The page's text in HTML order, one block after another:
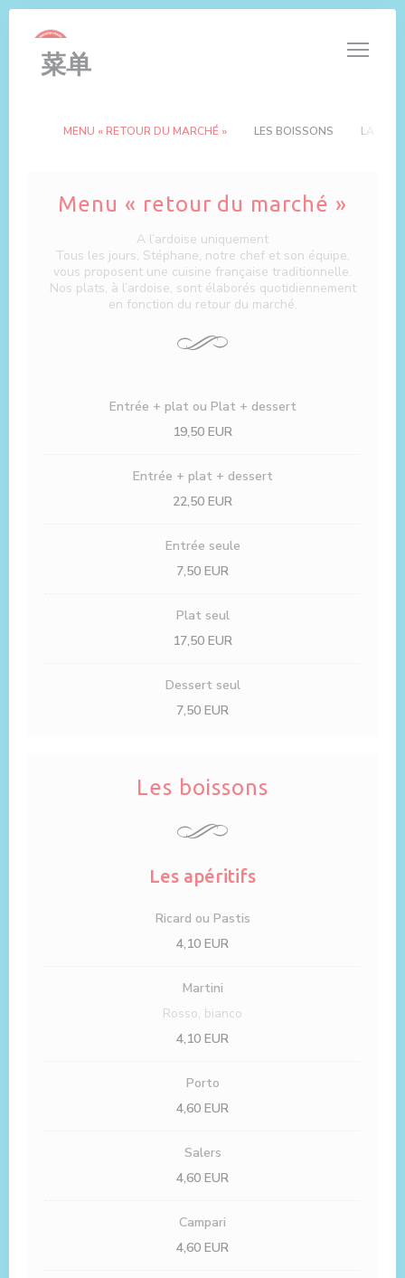
Cookie管理面板
菜单
Menu « retour du marché »
A l’ardoise uniquement
Tous les jours, Stéphane, notre chef et son équipe,
vous proposent une cuisine française traditionnelle.
Nos plats, à l’ardoise, sont élaborés quotidiennement
en fonction du retour du marché.
Entrée + plat ou Plat + dessert
19,50 EUR
Entrée + plat + dessert
22,50 EUR
Entrée seule
7,50 EUR
Plat seul
17,50 EUR
Dessert seul
7,50 EUR
Les boissons
Les apéritifs
Ricard ou Pastis
4,10 EUR
Martini
Rosso, bianco
4,10 EUR
Porto
4,60 EUR
Salers
4,60 EUR
Campari
4,60 EUR
MENU « RETOUR DU MARCHÉ » LES BOISSONS LA